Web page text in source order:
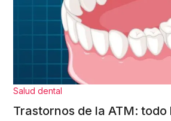
Salud dental
Trastornos de la ATM: todo